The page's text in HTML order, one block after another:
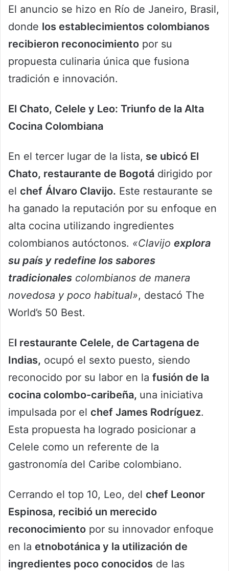
El anuncio se hizo en Río de Janeiro, Brasil,
donde los establecimientos colombianos
recibieron reconocimiento por su
propuesta culinaria única que fusiona
tradición e innovación.
El Chato, Celele y Leo: Triunfo de la Alta
Cocina Colombiana
En el tercer lugar de la lista, se ubicó El
Chato, restaurante de Bogotá dirigido por
el chef Álvaro Clavijo. Este restaurante se
ha ganado la reputación por su enfoque en
alta cocina utilizando ingredientes
colombianos autóctonos. «Clavijo explora
su país y redefine los sabores
tradicionales colombianos de manera
novedosa y poco habitual», destacó The
World’s 50 Best.
El restaurante Celele, de Cartagena de
Indias, ocupó el sexto puesto, siendo
reconocido por su labor en la fusión de la
cocina colombo-caribeña, una iniciativa
impulsada por el chef James Rodríguez.
Esta propuesta ha logrado posicionar a
Celele como un referente de la
gastronomía del Caribe colombiano.
Cerrando el top 10, Leo, del chef Leonor
Espinosa, recibió un merecido
reconocimiento por su innovador enfoque
en la etnobotánica y la utilización de
ingredientes poco conocidos de las